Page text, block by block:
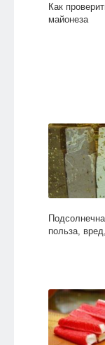
Как
майонеза
польза,